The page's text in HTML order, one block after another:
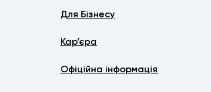
Для Бізнесу
Кар’єра
Офіційна інформація